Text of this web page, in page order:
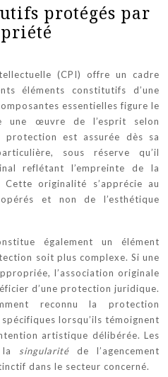
protégés par
(CPI) offre un cadre
éléments constitutifs d’une
essentielles figure le
une œuvre de l’esprit selon
protection est assurée dès sa
sous réserve qu’il
reflétant l’empreinte de la
originalité s’apprécie au
et non de l’esthétique
également un élément
soit plus complexe. Si une
l’association originale
d’une protection juridique.
reconnu la protection
lorsqu’ils témoignent
artistique délibérée. Les
la singularité de l’agencement
dans le secteur concerné.